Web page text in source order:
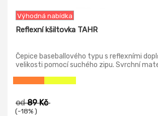
Výhodná nabídka
Reflexní kšiltovka TAHR
Čepice baseballového typu s reflexními
velikosti pomocí suchého zipu. Svrchní
od89 Kč
(-18% )